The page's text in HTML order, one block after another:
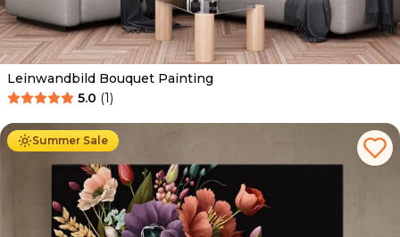
Leinwandbild Bouquet Painting
5.0 (1)
Summer Sale
Ab 39.90 € 34.90